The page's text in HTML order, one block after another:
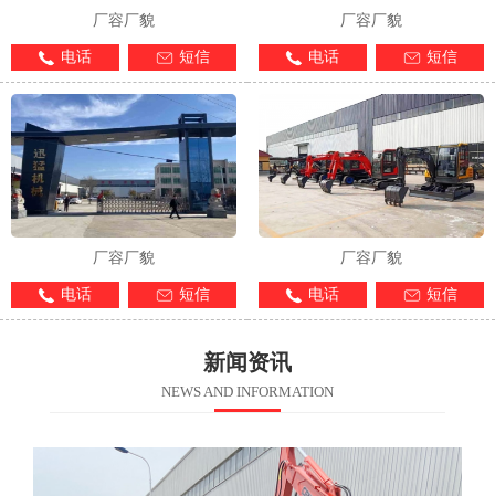
厂容厂貌
电话 短信
厂容厂貌
电话 短信
厂容厂貌
电话 短信
厂容厂貌
电话 短信
新闻资讯
NEWS AND INFORMATION